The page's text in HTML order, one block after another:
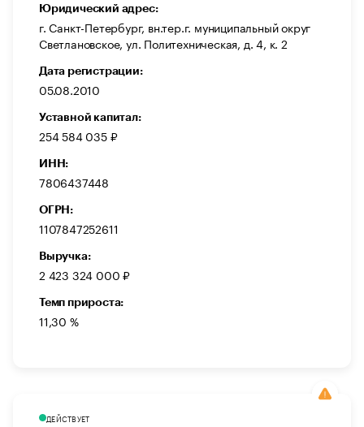
Юридический адрес:
г. Санкт-Петербург, вн.тер.г. муниципальный округ
Светлановское, ул. Политехническая, д. 4, к. 2
Дата регистрации:
05.08.2010
Уставной капитал:
254 584 035 ₽
ИНН:
7806437448
ОГРН:
1107847252611
Выручка:
2 423 324 000 ₽
Темп прироста:
11,30 %
ДЕЙСТВУЕТ